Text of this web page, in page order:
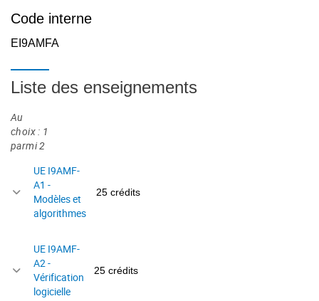
Code interne
EI9AMFA
Liste des enseignements
Au
choix : 1
parmi 2
UE I9AMF-
A1 -
Modèles et
algorithmes
25 crédits
UE I9AMF-
A2 -
Vérification
logicielle
25 crédits